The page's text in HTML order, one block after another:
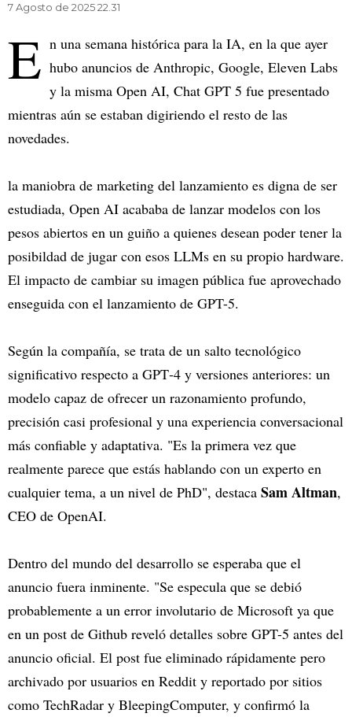
7 Agosto de 2025 22.31
E n una semana histórica para la IA, en la que ayer
hubo anuncios de Anthropic, Google, Eleven Labs
y la misma Open AI, Chat GPT 5 fue presentado
mientras aún se estaban digiriendo el resto de las
novedades.
la maniobra de marketing del lanzamiento es digna de ser
estudiada, Open AI acababa de lanzar modelos con los
pesos abiertos en un guiño a quienes desean poder tener la
posibildad de jugar con esos LLMs en su propio hardware.
El impacto de cambiar su imagen pública fue aprovechado
enseguida con el lanzamiento de GPT-5.
Según la compañía, se trata de un salto tecnológico
significativo respecto a GPT‑4 y versiones anteriores: un
modelo capaz de ofrecer un razonamiento profundo,
precisión casi profesional y una experiencia conversacional
más confiable y adaptativa. "Es la primera vez que
realmente parece que estás hablando con un experto en
cualquier tema, a un nivel de PhD", destaca Sam Altman,
CEO de OpenAI.
Dentro del mundo del desarrollo se esperaba que el
anuncio fuera inminente. "Se especula que se debió
probablemente a un error involutario de Microsoft ya que
en un post de Github reveló detalles sobre GPT-5 antes del
anuncio oficial. El post fue eliminado rápidamente pero
archivado por usuarios en Reddit y reportado por sitios
como TechRadar y BleepingComputer, y confirmó la